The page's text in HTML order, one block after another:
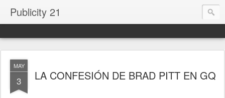
Publicity 21
MAY
3 LA CONFESIÓN DE BRAD PITT EN GQ